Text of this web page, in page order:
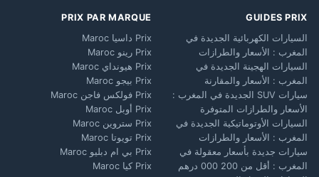
GUIDES PRIX
السيارات الكهربائية الجديدة في
المغرب : الأسعار والطرازات
السيارات الهجينة الجديدة في
المغرب : الأسعار والمقارنة
سيارات SUV الجديدة في المغرب :
الأسعار والطرازات المتوفرة
السيارات الأوتوماتيكية الجديدة في
المغرب : الأسعار والطرازات
سيارات جديدة بأسعار معقولة في
المغرب : أقل من 200 000 درهم
PRIX PAR MARQUE
Prix داسيا Maroc
Prix رينو Maroc
Prix هيونداي Maroc
Prix بيجو Maroc
Prix فولكس فاجن Maroc
Prix أوبل Maroc
Prix ستروين Maroc
Prix تويوتا Maroc
Prix بي ام دبليو Maroc
Prix كيا Maroc